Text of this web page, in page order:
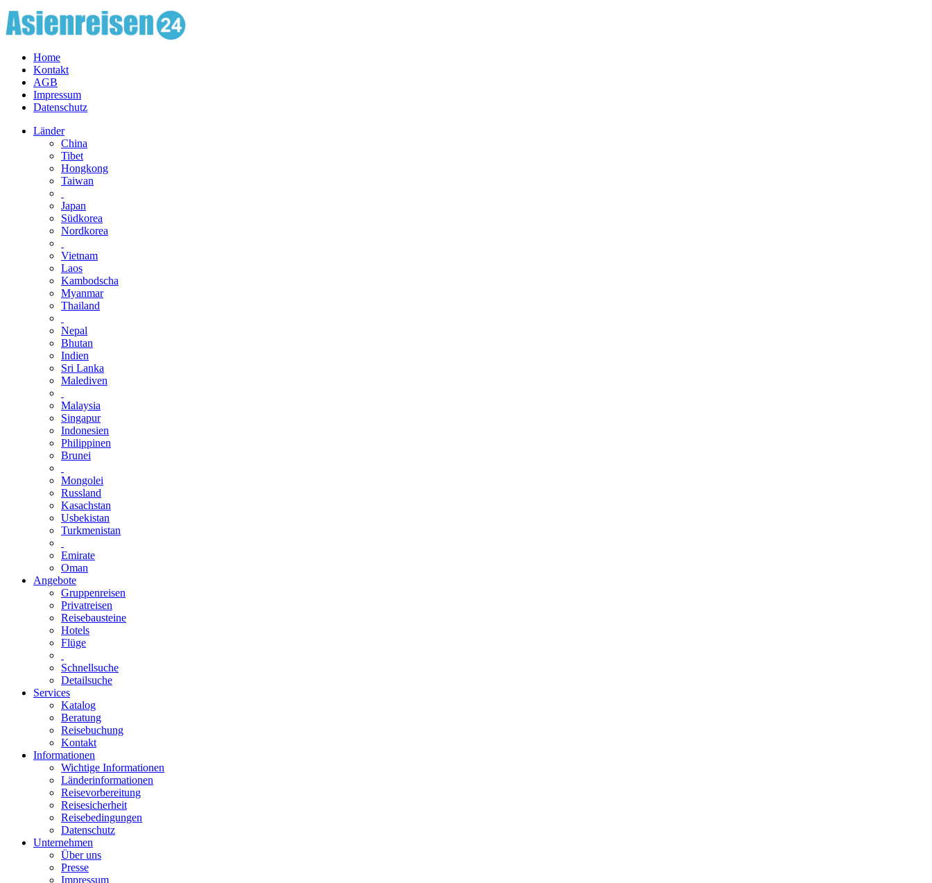
Home
Kontakt
AGB
Impressum
Datenschutz
Länder
China
Tibet
Hongkong
Taiwan
Japan
Südkorea
Nordkorea
Vietnam
Laos
Kambodscha
Myanmar
Thailand
Nepal
Bhutan
Indien
Sri Lanka
Malediven
Malaysia
Singapur
Indonesien
Philippinen
Brunei
Mongolei
Russland
Kasachstan
Usbekistan
Turkmenistan
Emirate
Oman
Angebote
Gruppenreisen
Privatreisen
Reisebausteine
Hotels
Flüge
Schnellsuche
Detailsuche
Services
Katalog
Beratung
Reisebuchung
Kontakt
Informationen
Wichtige Informationen
Länderinformationen
Reisevorbereitung
Reisesicherheit
Reisebedingungen
Datenschutz
Unternehmen
Über uns
Presse
Impressum